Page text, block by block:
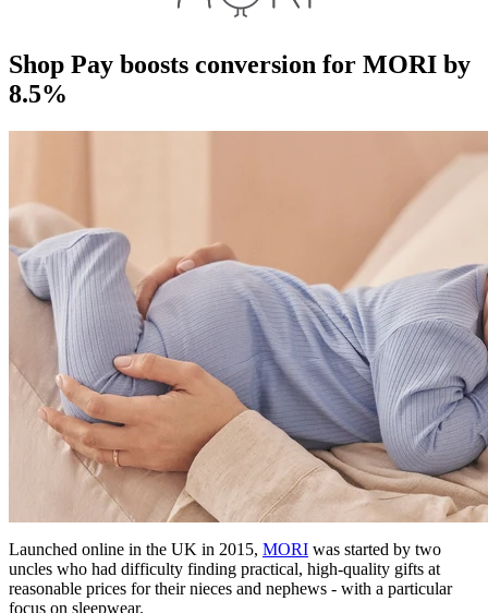
Shop Pay boosts conversion for MORI by
8.5%
Launched online in the UK in 2015, MORI was started by two
uncles who had difficulty finding practical, high-quality gifts at
reasonable prices for their nieces and nephews - with a particular
focus on sleepwear.